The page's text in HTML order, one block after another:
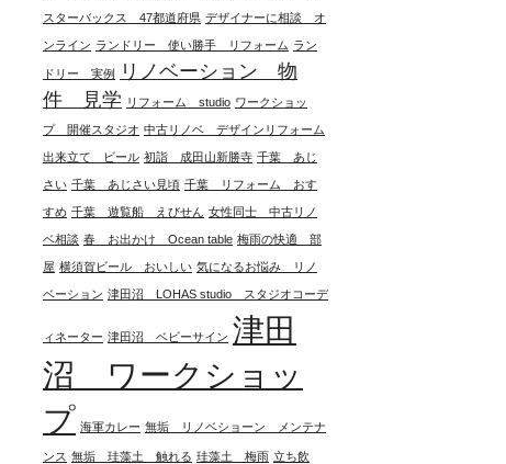
スターバックス 47都道府県 デザイナーに相談 オ
ンライン ランドリー 使い勝手 リフォーム ラン
ドリー 実例
リノベーション 物
件 見学 リフォーム studio ワークショッ
プ 開催スタジオ 中古リノベ デザインリフォーム
出来立て ビール 初詣 成田山新勝寺 千葉 あじ
さい 千葉 あじさい見頃 千葉 リフォーム おす
すめ 千葉 遊覧船 えびせん 女性同士 中古リノ
ベ相談 春 お出かけ Ocean table 梅雨の快適 部
屋 横須賀ビール おいしい 気になるお悩み リノ
ベーション 津田沼 LOHAS studio スタジオコーデ
ィネーター 津田沼 ベビーサイン 津田
沼 ワークショッ
プ 海軍カレー 無垢 リノベショーン メンテナ
ンス 無垢 珪藻土 触れる 珪藻土 梅雨 立ち飲